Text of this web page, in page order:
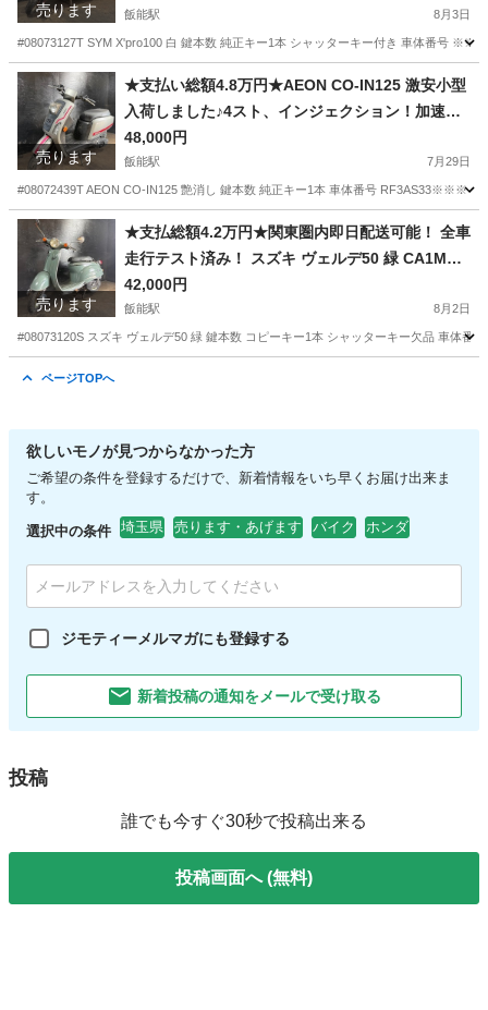
売ります
ブレーキ！
飯能駅 8月3日
#08073127T SYM X'pro100 白 鍵本数 純正キー1本 シャッターキー付き 車体番号
埼玉 飯能市 飯能駅 その他 サイスタ
売ります
★支払い総額4.8万円★AEON CO-IN125 激安小型
入荷しました♪4スト、インジェクション！加速良
好♪
48,000円
飯能駅 7月29日
#08072439T AEON CO-IN125 艶消し 鍵本数 純正キー1本 車体番号 RF3AS33※※※
埼玉 飯能市 飯能駅 その他 AEON
売ります
★支払総額4.2万円★関東圏内即日配送可能！ 全車
走行テスト済み！ スズキ ヴェルデ50 緑 CA1MA
人気のヴェルデ50！ おしゃれ車両！ ２ストのため
オイル注ぎ足すだけ！ バッテリー新品！ 激安原
付！
42,000円
飯能駅 8月2日
#08073120S スズキ ヴェルデ50 緑 鍵本数 コピーキー1本 シャッターキー欠品 車体
ページTOPへ
欲しいモノが見つからなかった方
ご希望の条件を登録するだけで、新着情報をいち早くお届け出来ま
す。
選択中の条件 埼玉県 売ります・あげます バイク ホンダ
ジモティーメルマガにも登録する
新着投稿の通知をメールで受け取る
投稿
誰でも今すぐ30秒で投稿出来る
投稿画面へ (無料)